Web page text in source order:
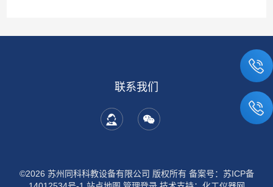
联系我们
©2026 苏州同科科教设备有限公司 版权所有 备案号：苏ICP备